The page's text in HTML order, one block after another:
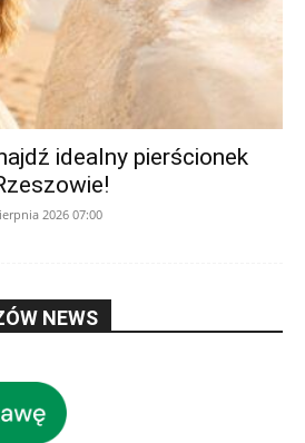
idealny pierścionek
2026 07:00
NEWS